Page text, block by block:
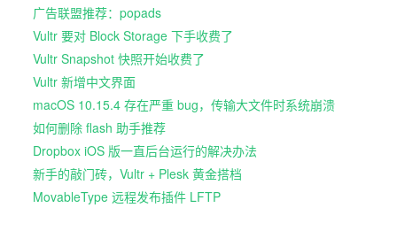
广告联盟推荐：popads
Vultr 要对 Block Storage 下手收费了
Vultr Snapshot 快照开始收费了
Vultr 新增中文界面
macOS 10.15.4 存在严重 bug，传输大文件时系统崩溃
如何删除 flash 助手推荐
Dropbox iOS 版一直后台运行的解决办法
新手的敲门砖，Vultr + Plesk 黄金搭档
MovableType 远程发布插件 LFTP